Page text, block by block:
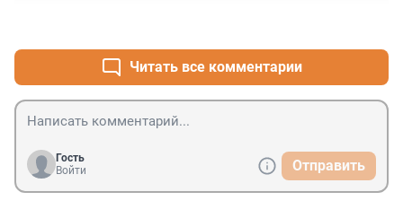
Читать все комментарии
Гость
Войти
Отправить